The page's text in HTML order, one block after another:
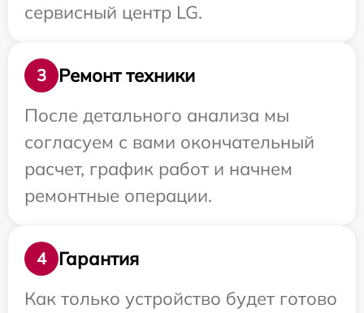
сервисный центр LG.
3
Ремонт техники
После детального анализа мы
согласуем с вами окончательный
расчет, график работ и начнем
ремонтные операции.
4
Гарантия
Как только устройство будет готово